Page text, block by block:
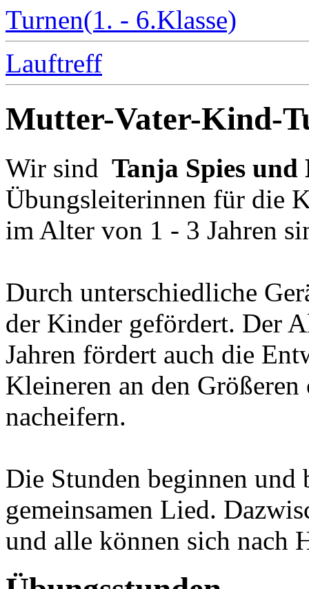
Turnen(1. - 6.Klasse)
Lauftreff
Mutter-Vater-Kind-
Wir sind Tanja Spies
Übungsleiterinnen für die
im Alter von 1 - 3 Jahren
Durch unterschiedliche
der Kinder gefördert. Der
Jahren fördert auch die
Kleineren an den
nacheifern.
Die Stunden beginnen
gemeinsamen Lied.
und alle können sich nach